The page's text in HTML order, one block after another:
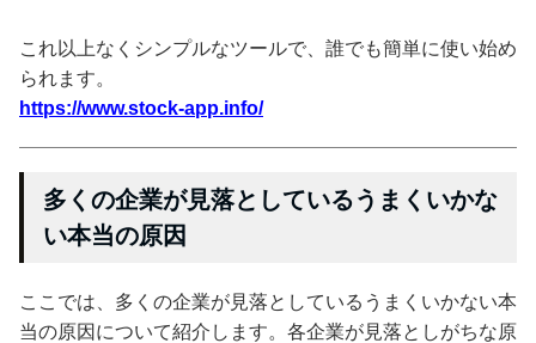
これ以上なくシンプルなツールで、誰でも簡単に使い始め
られます。
https://www.stock-app.info/
多くの企業が見落としているうまくいかな
い本当の原因
ここでは、多くの企業が見落としているうまくいかない本
当の原因について紹介します。各企業が見落としがちな原